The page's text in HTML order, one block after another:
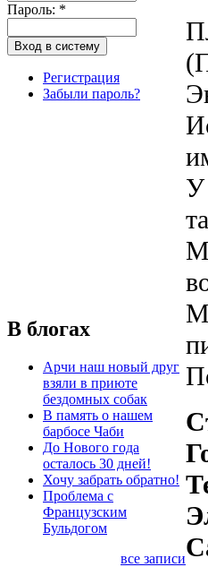
Пароль: *
Регистрация
Забыли пароль?
В блогах
Арчи наш новый друг
взяли в приюте
бездомных собак
В память о нашем
барбосе Чаби
До Нового года
осталось 30 дней!
Хочу забрать обратно!
Проблема с
Французским
Бульдогом
все записи
У